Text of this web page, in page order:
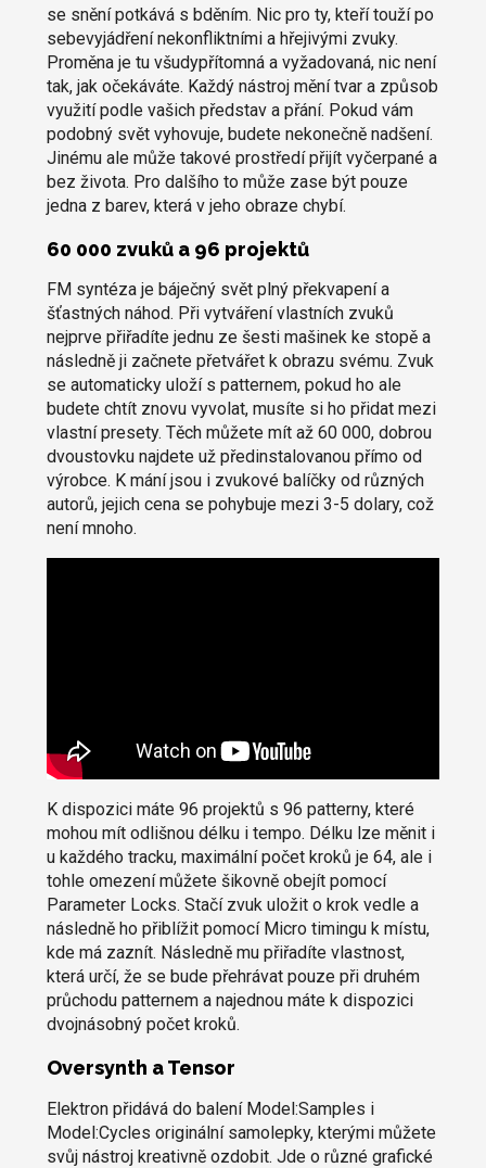
se snění potkává s bděním. Nic pro ty, kteří touží po
sebevyjádření nekonfliktními a hřejivými zvuky.
Proměna je tu všudypřítomná a vyžadovaná, nic není
tak, jak očekáváte. Každý nástroj mění tvar a způsob
využití podle vašich představ a přání. Pokud vám
podobný svět vyhovuje, budete nekonečně nadšení.
Jinému ale může takové prostředí přijít vyčerpané a
bez života. Pro dalšího to může zase být pouze
jedna z barev, která v jeho obraze chybí.
60 000 zvuků a 96 projektů
FM syntéza je báječný svět plný překvapení a
šťastných náhod. Při vytváření vlastních zvuků
nejprve přiřadíte jednu ze šesti mašinek ke stopě a
následně ji začnete přetvářet k obrazu svému. Zvuk
se automaticky uloží s patternem, pokud ho ale
budete chtít znovu vyvolat, musíte si ho přidat mezi
vlastní presety. Těch můžete mít až 60 000, dobrou
dvoustovku najdete už předinstalovanou přímo od
výrobce. K mání jsou i zvukové balíčky od různých
autorů, jejich cena se pohybuje mezi 3-5 dolary, což
není mnoho.
K dispozici máte 96 projektů s 96 patterny, které
mohou mít odlišnou délku i tempo. Délku lze měnit i
u každého tracku, maximální počet kroků je 64, ale i
tohle omezení můžete šikovně obejít pomocí
Parameter Locks. Stačí zvuk uložit o krok vedle a
následně ho přiblížit pomocí Micro timingu k místu,
kde má zaznít. Následně mu přiřadíte vlastnost,
která určí, že se bude přehrávat pouze při druhém
průchodu patternem a najednou máte k dispozici
dvojnásobný počet kroků.
Oversynth a Tensor
Elektron přidává do balení Model:Samples i
Model:Cycles originální samolepky, kterými můžete
svůj nástroj kreativně ozdobit. Jde o různé grafické